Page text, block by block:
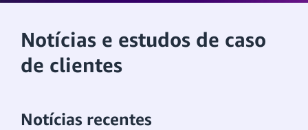
Notícias e estudos de caso
de clientes
Notícias recentes